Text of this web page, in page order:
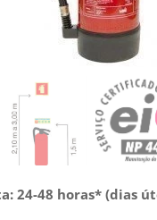
24-48 horas* (dias